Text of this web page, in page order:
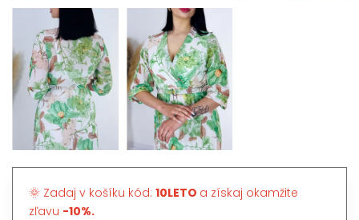
🌞 Zadaj v košíku kód: 10LETO a získaj okamžite
zľavu -10%.